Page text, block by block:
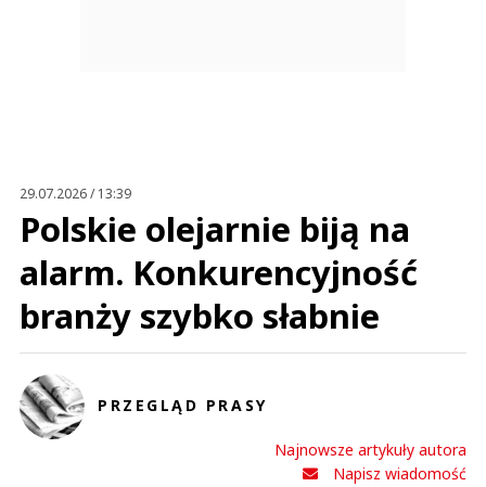
29.07.2026 / 13:39
Polskie olejarnie biją na
alarm. Konkurencyjność
branży szybko słabnie
PRZEGLĄD PRASY
Najnowsze artykuły autora
Napisz wiadomość